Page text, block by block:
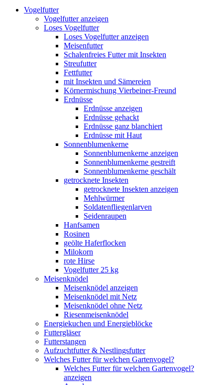
Vogelfutter
Vogelfutter anzeigen
Loses Vogelfutter
Loses Vogelfutter anzeigen
Meisenfutter
Schalenfreies Futter mit Insekten
Streufutter
Fettfutter
mit Insekten und Sämereien
Körnermischung Vierbeiner-Freund
Erdnüsse
Erdnüsse anzeigen
Erdnüsse gehackt
Erdnüsse ganz blanchiert
Erdnüsse mit Haut
Sonnenblumenkerne
Sonnenblumenkerne anzeigen
Sonnenblumenkerne gestreift
Sonnenblumenkerne geschält
getrocknete Insekten
getrocknete Insekten anzeigen
Mehlwürmer
Soldatenfliegenlarven
Seidenraupen
Hanfsamen
Rosinen
geölte Haferflocken
Milokorn
rote Hirse
Vogelfutter 25 kg
Meisenknödel
Meisenknödel anzeigen
Meisenknödel mit Netz
Meisenknödel ohne Netz
Riesenmeisenknödel
Energiekuchen und Energieblöcke
Futtergläser
Futterstangen
Aufzuchtfutter & Nestlingsfutter
Welches Futter für welchen Gartenvogel?
Welches Futter für welchen Gartenvogel?
anzeigen